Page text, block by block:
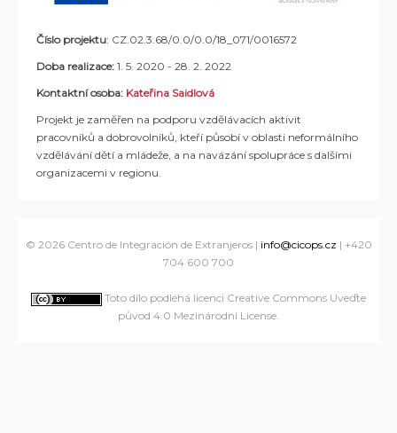
Číslo projektu: CZ.02.3.68/0.0/0.0/18_071/0016572
Doba realizace: 1. 5. 2020 - 28. 2. 2022
Kontaktní osoba: Kateřina Saidlová
Projekt je zaměřen na podporu vzdělávacích aktivit
pracovníků a dobrovolníků, kteří působí v oblasti neformálního
vzdělávání dětí a mládeže, a na navázání spolupráce s dalšími
organizacemi v regionu.
© 2026 Centro de Integración de Extranjeros| info@cicops.cz | +420
704 600 700
Toto dílo podléhá licenci Creative Commons Uveďte
původ 4.0 Mezinárodní License.